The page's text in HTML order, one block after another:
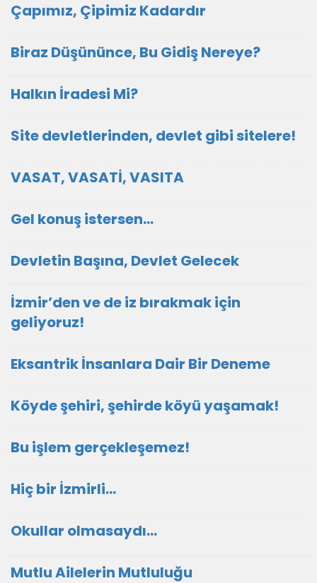
Çapımız, Çipimiz Kadardır
Biraz Düşününce, Bu Gidiş Nereye?
Halkın İradesi Mi?
Site devletlerinden, devlet gibi sitelere!
VASAT, VASATİ, VASITA
Gel konuş istersen...
Devletin Başına, Devlet Gelecek
İzmir’den ve de iz bırakmak için
geliyoruz!
Eksantrik İnsanlara Dair Bir Deneme
Köyde şehiri, şehirde köyü yaşamak!
Bu işlem gerçekleşemez!
Hiç bir İzmirli...
Okullar olmasaydı...
Mutlu Ailelerin Mutluluğu